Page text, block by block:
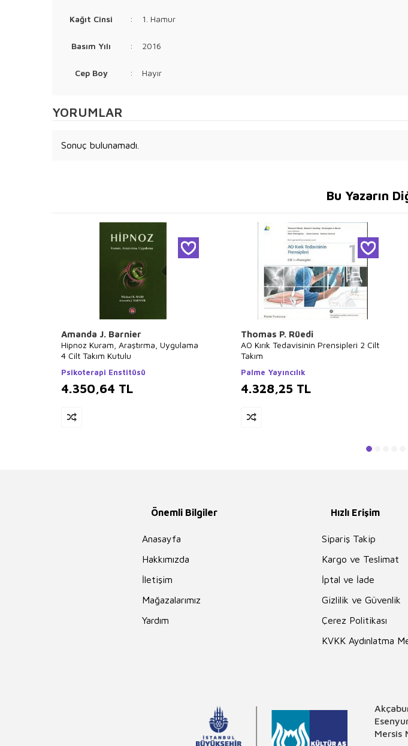
Kağıt Cinsi : 1. Hamur
Basım Yılı : 2016
Cep Boy : Hayır
YORUMLAR
Sonuç bulunamadı.
Bu Yazarın
Amanda J. Barnier
Hipnoz Kuram, Araştırma, Uygulama
4 Cilt Takım Kutulu
Psikoterapi Enstitüsü
4.350,64 TL
Thomas P. Rüedi
AO Kırık Tedavisinin Prensipleri 2 Cilt
Takım
Palme Yayıncılık
4.328,25 TL
Önemli Bilgiler
Anasayfa
Hakkımızda
İletişim
Mağazalarımız
Yardım
Hızlı Erişim
Sipariş Takip
Kargo ve Teslimat
İptal ve İade
Gizlilik ve Güvenlik
Çerez Politikası
KVKK Aydınlatma
Mersis